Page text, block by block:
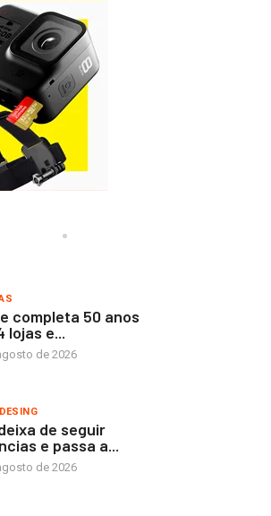
completa 50 anos
lojas e...
de 2026
de seguir
e passa a...
de 2026